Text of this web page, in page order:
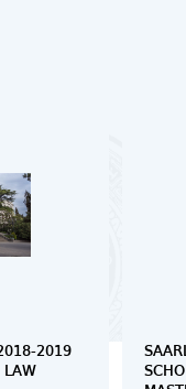
2019
LAW